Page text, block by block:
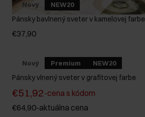
Nový NEW20
Pánsky bavlnený sveter v kamelovej farbe
€37,90
Nový Premium NEW20
Pánsky vlnený sveter v grafitovej farbe
€51,92-cena s kódom
€64,90-aktuálna cena